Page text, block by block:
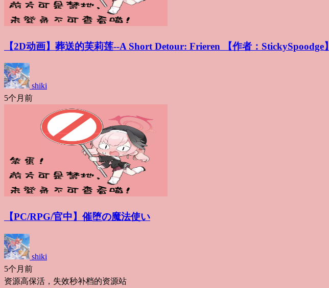
【2D动画】葬送的芙莉莲--A Short Detour: Frieren 【作者：StickySpoodge】
shiki
5个月前
【PC/RPG/官中】催堕の魔法使い
shiki
5个月前
资源高保活，失效秒补档的资源站